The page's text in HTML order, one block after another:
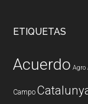
ETIQUETAS
Acuerdo Agro
Campo